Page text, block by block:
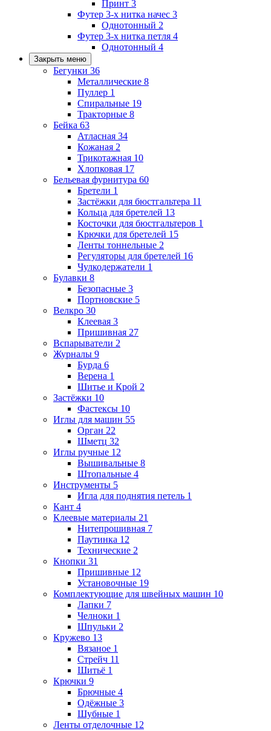
Принт 3
Футер 3-х нитка начес 3
Однотонный 2
Футер 3-х нитка петля 4
Однотонный 4
Закрыть меню
Бегунки 36
Металлические 8
Пуллер 1
Спиральные 19
Тракторные 8
Бейка 63
Атласная 34
Кожаная 2
Трикотажная 10
Хлопковая 17
Бельевая фурнитура 60
Бретели 1
Застёжки для бюстгальтера 11
Кольца для бретелей 13
Косточки для бюстгальтеров 1
Крючки для бретелей 15
Ленты тоннельные 2
Регуляторы для бретелей 16
Чулкодержатели 1
Булавки 8
Безопасные 3
Портновские 5
Велкро 30
Клеевая 3
Пришивная 27
Вспарыватели 2
Журналы 9
Бурда 6
Верена 1
Шитье и Крой 2
Застёжки 10
Фастексы 10
Иглы для машин 55
Орган 22
Шметц 32
Иглы ручные 12
Вышивальные 8
Штопальные 4
Инструменты 5
Игла для поднятия петель 1
Кант 4
Клеевые материалы 21
Нитепрошивная 7
Паутинка 12
Технические 2
Кнопки 31
Пришивные 12
Установочные 19
Комплектующие для швейных машин 10
Лапки 7
Челноки 1
Шпульки 2
Кружево 13
Вязаное 1
Стрейч 11
Шитьё 1
Крючки 9
Брючные 4
Одёжные 3
Шубные 1
Ленты отделочные 12